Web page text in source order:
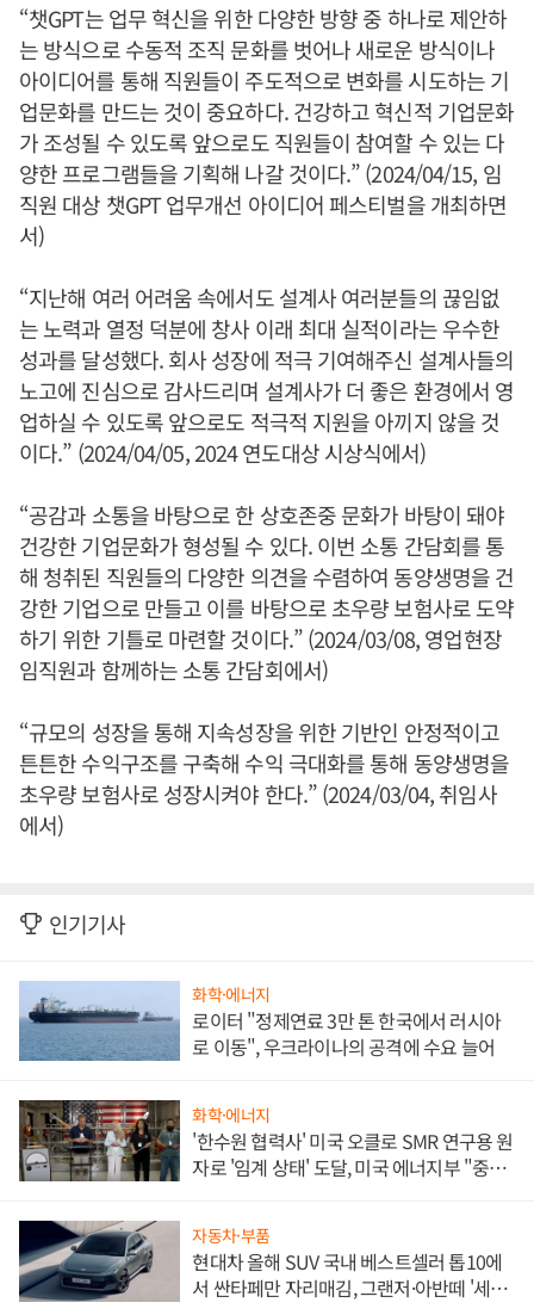
“챗GPT는 업무 혁신을 위한 다양한 방향 중 하나로 제안하
는 방식으로 수동적 조직 문화를 벗어나 새로운 방식이나
아이디어를 통해 직원들이 주도적으로 변화를 시도하는 기
업문화를 만드는 것이 중요하다. 건강하고 혁신적 기업문화
가 조성될 수 있도록 앞으로도 직원들이 참여할 수 있는 다
양한 프로그램들을 기획해 나갈 것이다.” (2024/04/15, 임
직원 대상 챗GPT 업무개선 아이디어 페스티벌을 개최하면
서)
“지난해 여러 어려움 속에서도 설계사 여러분들의 끊임없
는 노력과 열정 덕분에 창사 이래 최대 실적이라는 우수한
성과를 달성했다. 회사 성장에 적극 기여해주신 설계사들의
노고에 진심으로 감사드리며 설계사가 더 좋은 환경에서 영
업하실 수 있도록 앞으로도 적극적 지원을 아끼지 않을 것
이다.” (2024/04/05, 2024 연도대상 시상식에서)
“공감과 소통을 바탕으로 한 상호존중 문화가 바탕이 돼야
건강한 기업문화가 형성될 수 있다. 이번 소통 간담회를 통
해 청취된 직원들의 다양한 의견을 수렴하여 동양생명을 건
강한 기업으로 만들고 이를 바탕으로 초우량 보험사로 도약
하기 위한 기틀로 마련할 것이다.” (2024/03/08, 영업현장
임직원과 함께하는 소통 간담회에서)
“규모의 성장을 통해 지속성장을 위한 기반인 안정적이고
튼튼한 수익구조를 구축해 수익 극대화를 통해 동양생명을
초우량 보험사로 성장시켜야 한다.” (2024/03/04, 취임사
에서)
인기기사
화학·에너지
로이터 "정제연료 3만 톤 한국에서 러시아
로 이동", 우크라이나의 공격에 수요 늘어
화학·에너지
'한수원 협력사' 미국 오클로 SMR 연구용 원
자로 '임계 상태' 도달, 미국 에너지부 "중요
자동차·부품
현대차 올해 SUV 국내 베스트셀러 톱10에
서 싼타페만 자리매김, 그랜저·아반떼 '세단